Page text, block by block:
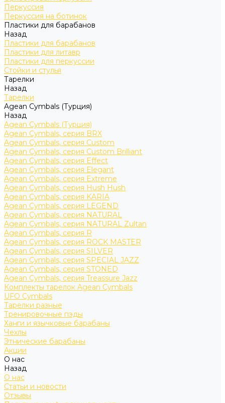
Перкуссия
Перкуссия на ботинок
Пластики для барабанов
Назад
Пластики для барабанов
Пластики для литавр
Пластики для перкуссии
Стойки и стулья
Тарелки
Назад
Тарелки
Agean Cymbals (Турция)
Назад
Agean Cymbals (Турция)
Agean Cymbals, серия BRX
Agean Cymbals, серия Custom
Agean Cymbals, серия Custom Brilliant
Agean Cymbals, серия Effect
Agean Cymbals, серия Elegant
Agean Cymbals, серия Extreme
Agean Cymbals, серия Hush Hush
Agean Cymbals, серия KARIA
Agean Cymbals, серия LEGEND
Agean Cymbals, серия NATURAL
Agean Cymbals, серия NATURAL Zultan
Agean Cymbals, серия R
Agean Cymbals, серия ROCK MASTER
Agean Cymbals, серия SILVER
Agean Cymbals, серия SPECIAL JAZZ
Agean Cymbals, серия STONED
Agean Cymbals, серия Treassure Jazz
Комплекты тарелок Agean Cymbals
UFO Cymbals
Тарелки разные
Тренировочные пэды
Ханги и язычковые барабаны
Чехлы
Этнические барабаны
Акции
О нас
Назад
О нас
Статьи и новости
Отзывы